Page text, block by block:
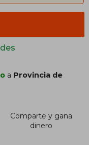
a Provincia de
Comparte y gana
dinero